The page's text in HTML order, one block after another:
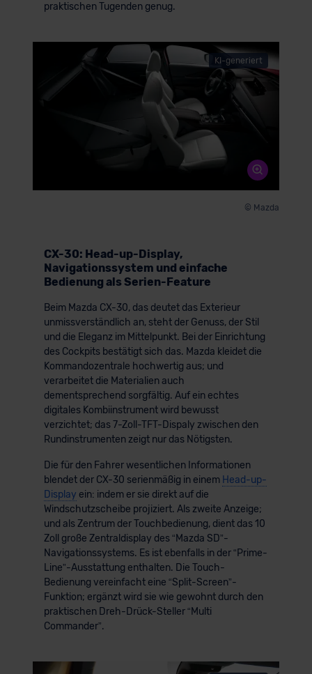
praktischen Tugenden genug.
KI-generiert
© Mazda
CX-30: Head-up-Display,
Navigationssystem und einfache
Bedienung als Serien-Feature
Beim Mazda CX-30, das deutet das Exterieur
unmissverständlich an, steht der Genuss, der Stil
und die Eleganz im Mittelpunkt. Bei der Einrichtung
des Cockpits bestätigt sich das. Mazda kleidet die
Kommandozentrale hochwertig aus; und
verarbeitet die Materialien auch
dementsprechend sorgfältig. Auf ein echtes
digitales Kombiinstrument wird bewusst
verzichtet; das 7-Zoll-TFT-Dispaly zwischen den
Rundinstrumenten zeigt nur das Nötigsten.
Die für den Fahrer wesentlichen Informationen
blendet der CX-30 serienmäßig in einem Head-up-
Display ein: indem er sie direkt auf die
Windschutzscheibe projiziert. Als zweite Anzeige;
und als Zentrum der Touchbedienung, dient das 10
Zoll große Zentraldisplay des “Mazda SD”-
Navigationssystems. Es ist ebenfalls in der “Prime-
Line”-Ausstattung enthalten. Die Touch-
Bedienung vereinfacht eine “Split-Screen”-
Funktion; ergänzt wird sie wie gewohnt durch den
praktischen Dreh-Drück-Steller “Multi
Commander”.